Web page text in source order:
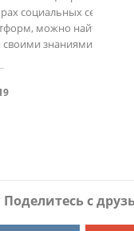
социальных сетей, как
можно найти
с